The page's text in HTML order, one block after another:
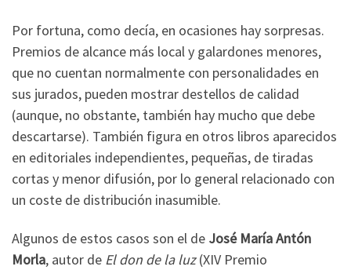
Por fortuna, como decía, en ocasiones hay sorpresas.
Premios de alcance más local y galardones menores,
que no cuentan normalmente con personalidades en
sus jurados, pueden mostrar destellos de calidad
(aunque, no obstante, también hay mucho que debe
descartarse). También figura en otros libros aparecidos
en editoriales independientes, pequeñas, de tiradas
cortas y menor difusión, por lo general relacionado con
un coste de distribución inasumible.
Algunos de estos casos son el de José María Antón
Morla, autor de El don de la luz(XIV Premio